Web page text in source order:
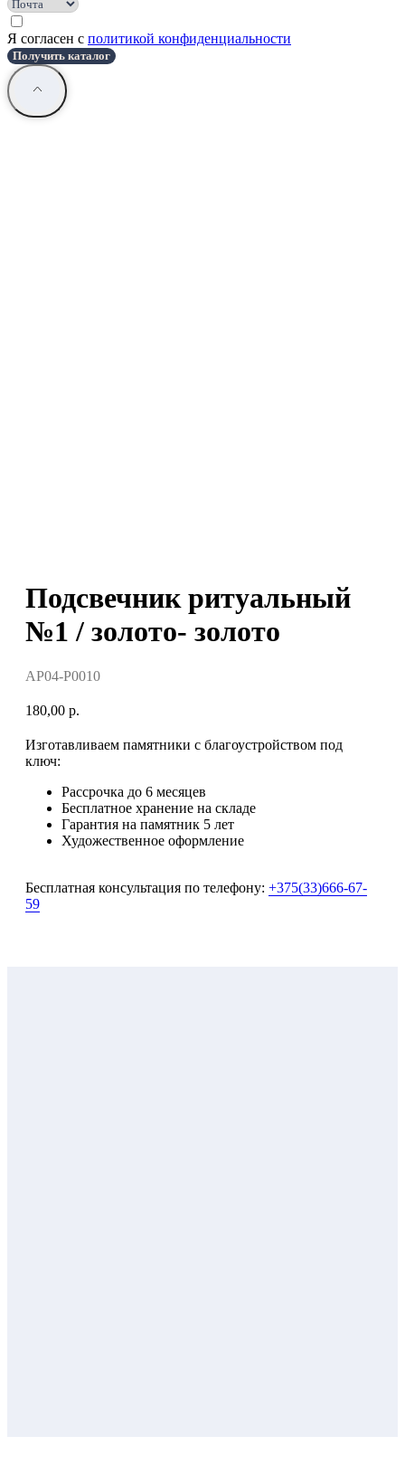
Я согласен с политикой конфиденциальности
Получить каталог
Подсвечник ритуальный
№1 / золото- золото
AP04-P0010
180,00 р.
Изготавливаем памятники с благоустройством под
ключ:
Рассрочка до 6 месяцев
Бесплатное хранение на складе
Гарантия на памятник 5 лет
Художественное оформление
Бесплатная консультация по телефону: +375(33)666-67-
59